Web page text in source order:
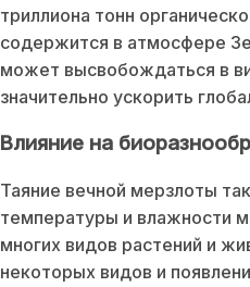
триллиона тонн
содержится в атмосфере
может высвобождаться в
значительно ускорить
Влияние на
Таяние вечной мерзлоты
температуры и влажности
многих видов растений и
некоторых видов и